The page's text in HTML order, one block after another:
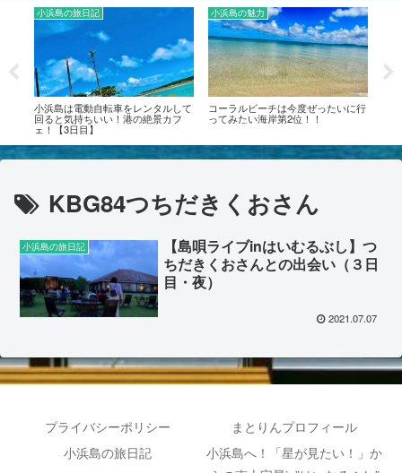
小浜島の旅日記
小浜島は電動自転車をレンタルして
回ると気持ちいい！港の絶景カフ
ェ！【3日目】
小浜島の魅力
コーラルビーチは今度ぜったいに行
ってみたい海岸第2位！！
KBG84つちだきくおさん
小浜島の旅日記
【島唄ライブinはいむるぶし】つ
ちだきくおさんとの出会い（３日
目・夜）
2021.07.07
プライバシーポリシー
まとりんプロフィール
小浜島の旅日記
小浜島へ！「星が見たい！」か